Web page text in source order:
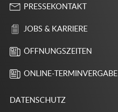
PRESSEKONTAKT
JOBS & KARRIERE
ÖFFNUNGSZEITEN
ONLINE-TERMINVERGABE
DATENSCHUTZ